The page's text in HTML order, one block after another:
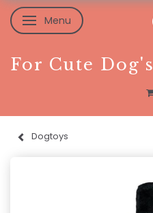
Toggle navigation
Menu
For Cute Dog's
Dogtoys